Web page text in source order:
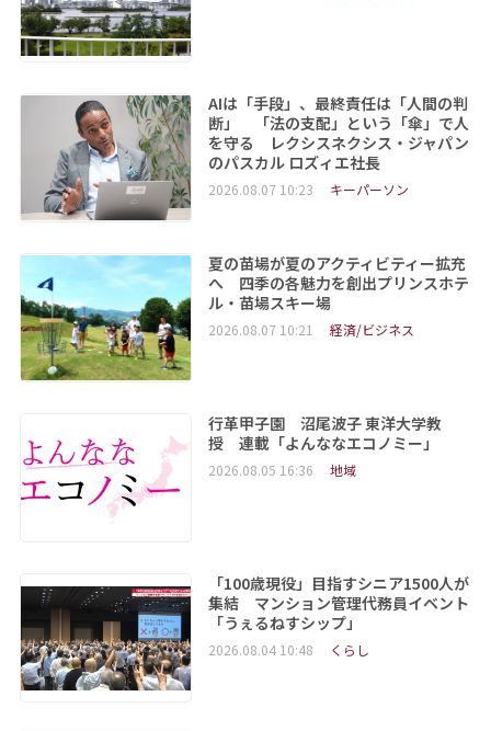
AIは「手段」、最終責任は「人間の判
断」 「法の支配」という「傘」で人
を守る レクシスネクシス・ジャパン
のパスカル ロズィエ社長
2026.08.07 10:23 キーパーソン
夏の苗場が夏のアクティビティー拡充
へ 四季の各魅力を創出プリンスホテ
ル・苗場スキー場
2026.08.07 10:21 経済/ビジネス
行革甲子園 沼尾波子 東洋大学教
授 連載「よんななエコノミー」
2026.08.05 16:36 地域
「100歳現役」目指すシニア1500人が
集結 マンション管理代務員イベント
「うぇるねすシップ」
2026.08.04 10:48 くらし